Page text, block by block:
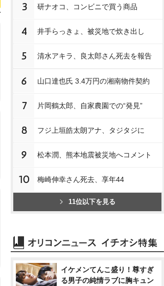
3 研ナオコ、コンビニで買う商品
4 井手らっきょ、被災地で炊き出し
5 清水アキラ、良太郎さん死去を報告
6 山口達也氏 3.4万円の湘南物件契約
7 片岡鶴太郎、自家農園での“発見”
8 フジ上垣皓太朗アナ、タジタジに
9 松本潤、熊本地震被災地へコメント
10 梅崎伸幸さん死去、享年44
11位以下を見る
イケメンてんこ盛り！尊すぎ
る男子の純情ラブに胸キュン